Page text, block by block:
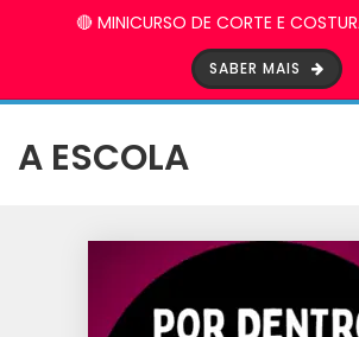
🔴 MINICURSO DE CORTE E
SABER MAIS
A ESCOLA